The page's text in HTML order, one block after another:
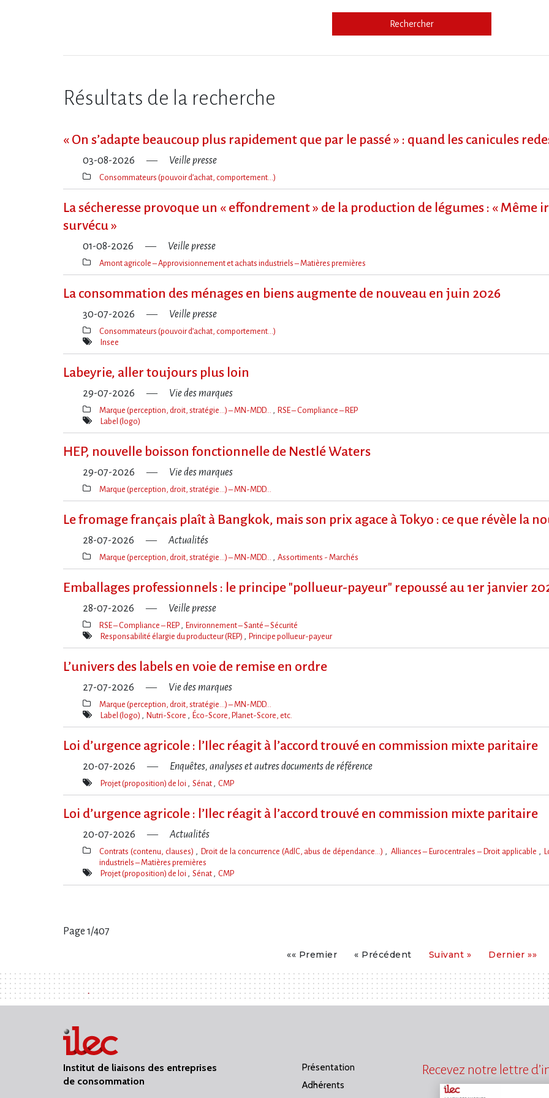
Rechercher
Résultats de la recherche
« On s​‌’adapte beaucoup plus rapidement que par le passé » : quand les canicules
03-08-2026 Veille presse
Thèmes(s)
Consommateurs (pouvoir d’achat, comportement…)
La sécheresse provoque un « effondrement » de la production de légumes : « Même
survécu »
01-08-2026 Veille presse
Thèmes(s)
Amont agricole – Approvisionnement et achats industriels – Matières premières
La consommation des ménages en biens augmente de nouveau en juin 2026
30-07-2026 Veille presse
Thèmes(s)
Consommateurs (pouvoir d’achat, comportement…)
Mot(s)-
Insee
Labeyrie, aller toujours plus loin
29-07-2026 Vie des marques
Thèmes(s)
Marque (perception, droit, stratégie…) – MN-MDD… RSE – Compliance – REP
Mot(s)-
Label (logo)
HEP, nouvelle boisson fonctionnelle de Nestlé Waters
29-07-2026 Vie des marques
Thèmes(s)
Marque (perception, droit, stratégie…) – MN-MDD…
Le fromage français plaît à Bangkok, mais son prix agace à Tokyo : ce que révèle la
28-07-2026 Actualités
Thèmes(s)
Marque (perception, droit, stratégie…) – MN-MDD… Assortiments - Marchés
Emballages professionnels : le principe "pollueur-payeur" repoussé au 1er janvier
28-07-2026 Veille presse
Thèmes(s)
RSE – Compliance – REP Environnement – Santé – Sécurité
Mot(s)-
Responsabilité élargie du producteur (REP) Principe pollueur-payeur
L’univers des labels en voie de remise en ordre
27-07-2026 Vie des marques
Thèmes(s)
Marque (perception, droit, stratégie…) – MN-MDD…
Mot(s)-
Label (logo) Nutri-Score Éco-Score, Planet-Score, etc.
Loi d​‌’urgence agricole : l​‌’Ilec réagit à l​‌’accord trouvé en commission mixte paritaire
20-07-2026 Enquêtes, analyses et autres documents de référence
Mot(s)-
Projet (proposition) de loi Sénat CMP
Loi d​‌’urgence agricole : l​‌’Ilec réagit à l​‌’accord trouvé en commission mixte paritaire
20-07-2026 Actualités
Thèmes(s)
Contrats (contenu, clauses) Droit de la concurrence (AdlC, abus de dépendance…) Alliances – Eurocentrales – Droit applicable
industriels – Matières premières
Mot(s)-
Projet (proposition) de loi Sénat CMP
Page 1/407
«« PremierPremier« PrécédentPrécédent
Suivant
Suivant » Dernier
Dernier »»
Institut de liaisons des entreprises
de consommation
Présentation
Adhérents
Recevez notre lettre